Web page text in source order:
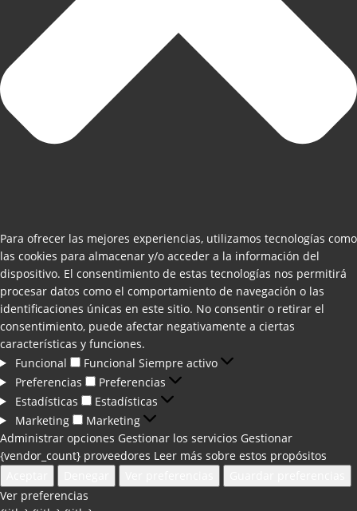
Para ofrecer las mejores experiencias, utilizamos tecnologías como
las cookies para almacenar y/o acceder a la información del
dispositivo. El consentimiento de estas tecnologías nos permitirá
procesar datos como el comportamiento de navegación o las
identificaciones únicas en este sitio. No consentir o retirar el
consentimiento, puede afectar negativamente a ciertas
características y funciones.
Funcional
Funcional Siempre activo
Preferencias
Preferencias
Estadísticas
Estadísticas
Marketing
Marketing
Administrar opciones Gestionar los servicios Gestionar
{vendor_count} proveedores Leer más sobre estos propósitos
Ver preferencias